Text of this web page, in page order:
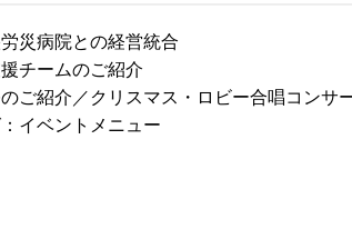
災病院との経営統合
チームのご紹介
ご紹介／クリスマス・ロビー合唱コンサ
イベントメニュー